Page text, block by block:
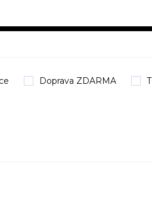
Doprava ZDARMA